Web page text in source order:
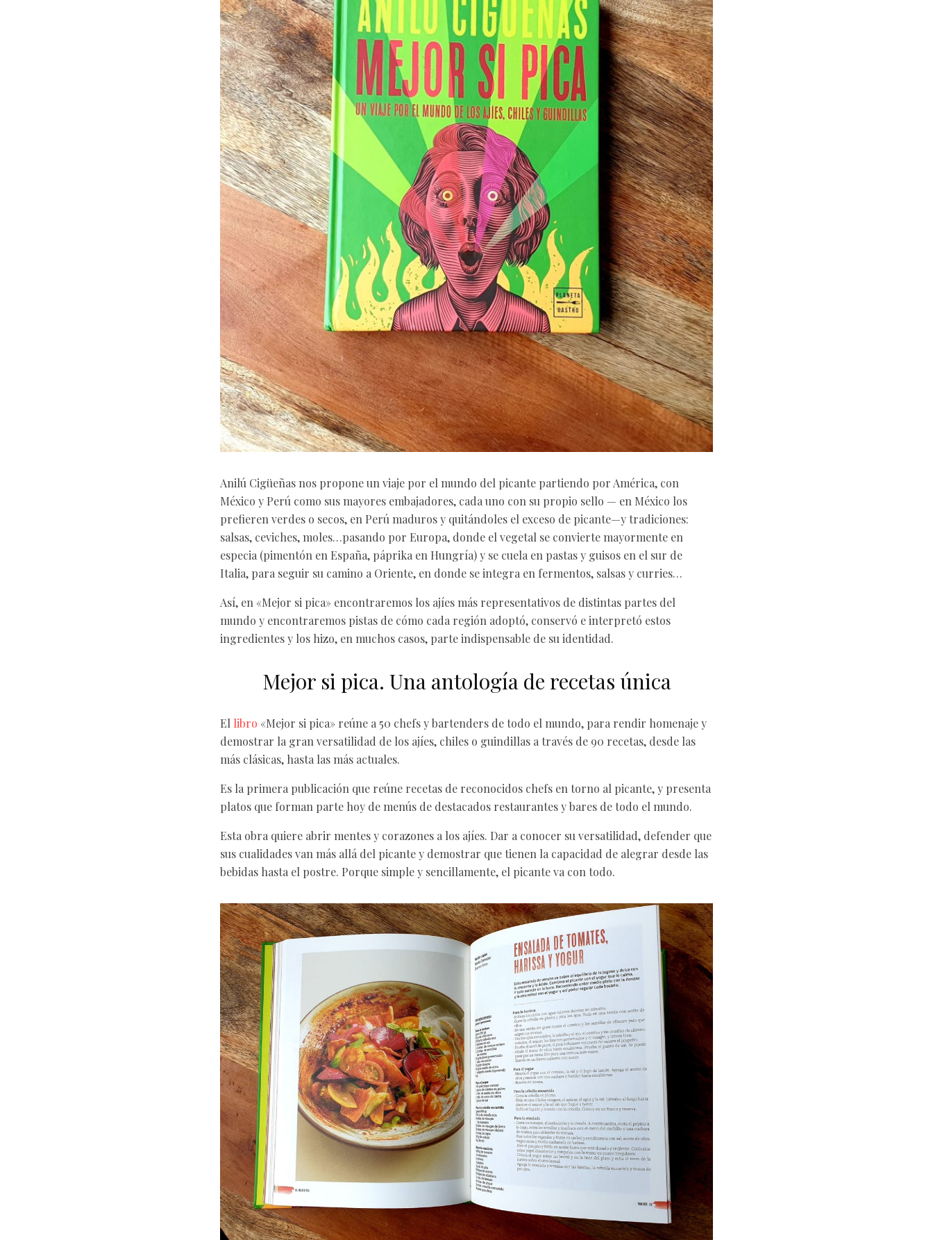
Anilú Cigüeñas nos propone un viaje por el mundo del picante partiendo por América, con
México y Perú como sus mayores embajadores, cada uno con su propio sello — en México los
prefieren verdes o secos, en Perú maduros y quitándoles el exceso de picante—y tradiciones:
salsas, ceviches, moles…pasando por Europa, donde el vegetal se convierte mayormente en
especia (pimentón en España, páprika en Hungría) y se cuela en pastas y guisos en el sur de
Italia, para seguir su camino a Oriente, en donde se integra en fermentos, salsas y curries…
Así, en «Mejor si pica» encontraremos los ajíes más representativos de distintas partes del
mundo y encontraremos pistas de cómo cada región adoptó, conservó e interpretó estos
ingredientes y los hizo, en muchos casos, parte indispensable de su identidad.
Mejor si pica. Una antología de recetas única
El libro «Mejor si pica» reúne a 50 chefs y bartenders de todo el mundo, para rendir homenaje y
demostrar la gran versatilidad de los ajíes, chiles o guindillas a través de 90 recetas, desde las
más clásicas, hasta las más actuales.
Es la primera publicación que reúne recetas de reconocidos chefs en torno al picante, y presenta
platos que forman parte hoy de menús de destacados restaurantes y bares de todo el mundo.
Esta obra quiere abrir mentes y corazones a los ajíes. Dar a conocer su versatilidad, defender que
sus cualidades van más allá del picante y demostrar que tienen la capacidad de alegrar desde las
bebidas hasta el postre. Porque simple y sencillamente, el picante va con todo.